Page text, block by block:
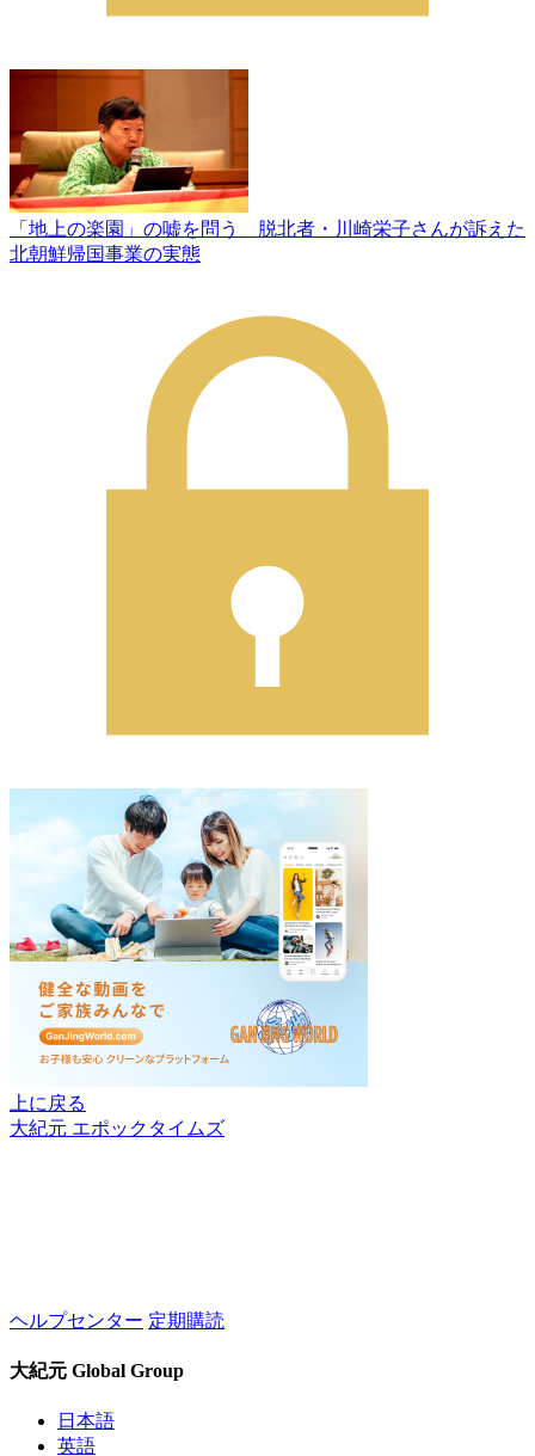
「地上の楽園」の嘘を問う 脱北者・川崎栄子さんが訴えた
北朝鮮帰国事業の実態
上に戻る
大紀元 エポックタイムズ
ヘルプセンター 定期購読
大紀元 Global Group
日本語
英語